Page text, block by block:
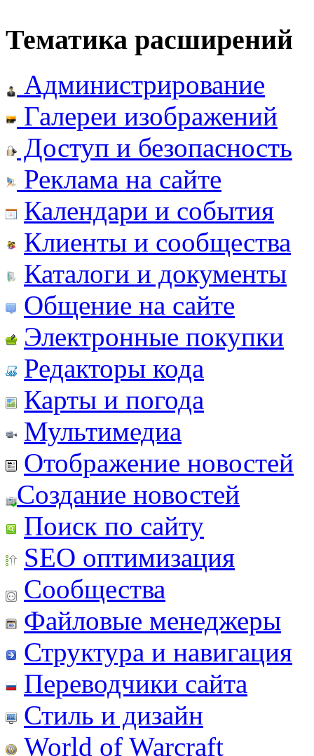
Тематика расширений
Администрирование
Галереи изображений
Доступ и безопасность
Реклама на сайте
Календари и события
Клиенты и сообщества
Каталоги и документы
Общение на сайте
Электронные покупки
Редакторы кода
Карты и погода
Мультимедиа
Отображение новостей
Создание новостей
Поиск по сайту
SEO оптимизация
Сообщества
Файловые менеджеры
Структура и навигация
Переводчики сайта
Стиль и дизайн
World of Warcraft